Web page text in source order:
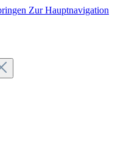
Zur Hauptnavigation